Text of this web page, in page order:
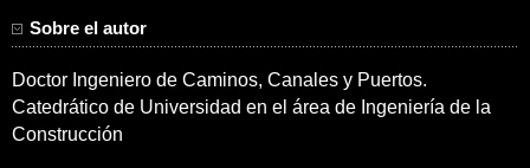
Sobre el autor
Doctor Ingeniero de Caminos, Canales y Puertos.
Catedrático de Universidad en el área de Ingeniería de la
Construcción